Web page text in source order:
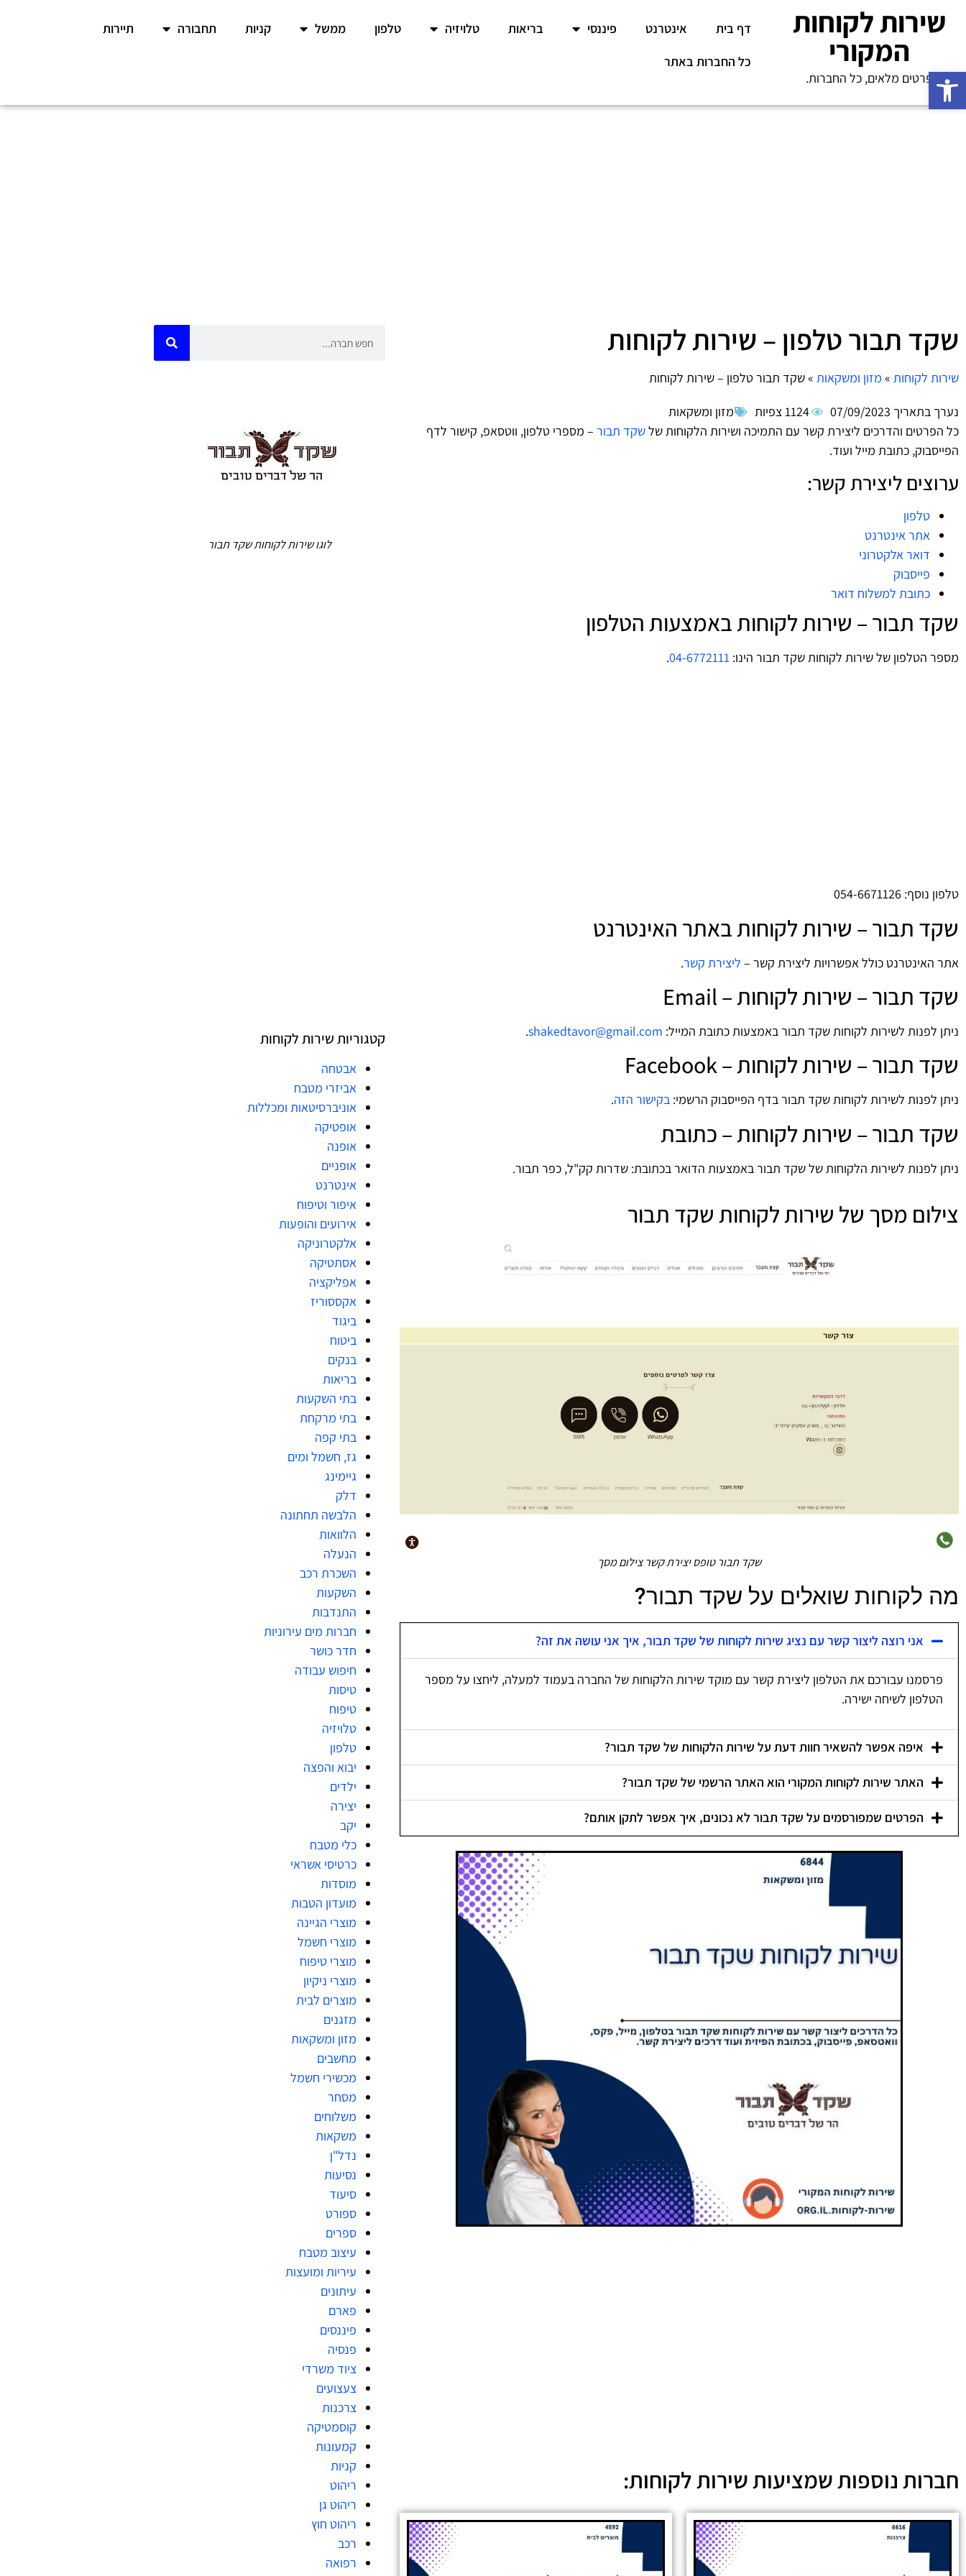
פתח סרגל נגישות
שירות לקוחות
המקורי
פרטים מלאים, כל החברות.
דף בית אינטרנט פיננסי בריאות טלויזיה טלפון ממשל קניות תחבורה
תיירות
כל החברות באתר
שקד תבור טלפון – שירות לקוחות
שירות לקוחות » מזון ומשקאות »שקד תבור טלפון – שירות לקוחות
נערך בתאריך 07/09/2023 1124 צפיות
מזון ומשקאות
כל הפרטים והדרכים ליצירת קשר עם התמיכה ושירות הלקוחות שלשקד תבור – מספרי טלפון, ווטסאפ, קישור לדף
הפייסבוק, כתובת מייל ועוד.
ערוצים ליצירת קשר:
טלפון
אתר אינטרנט
דואר אלקטרוני
פייסבוק
כתובת למשלוח דואר
שקד תבור – שירות לקוחות באמצעות הטלפון
מספר הטלפון של שירות לקוחות שקד תבור הינו: 04-6772111
.
טלפון נוסף: 054-6671126
שקד תבור – שירות לקוחות באתר האינטרנט
אתר האינטרנט כולל אפשרויות ליצירת קשר – ליצירת קשר.
שקד תבור – שירות לקוחות – Email
ניתן לפנות לשירות לקוחות שקד תבור באמצעות כתובת המייל: shakedtavor@gmail.com
.
שקד תבור – שירות לקוחות – Facebook
ניתן לפנות לשירות לקוחות שקד תבור בדף הפייסבוק הרשמי: בקישור הזה.
שקד תבור – שירות לקוחות – כתובת
ניתן לפנות לשירות הלקוחות של שקד תבור באמצעות הדואר בכתובת: שדרות קק"ל, כפר תבור.
צילום מסך של שירות לקוחות שקד תבור
שקד תבור טופס יצירת קשר צילום מסך
מה לקוחות שואלים על שקד תבור?
אני רוצה ליצור קשר עם נציג שירות לקוחות של שקד תבור, איך אני עושה את זה?
פרסמנו עבורכם את הטלפון ליצירת קשר עם מוקד שירות הלקוחות של החברה בעמוד למעלה, ליחצו על מספר
הטלפון לשיחה ישירה.
איפה אפשר להשאיר חוות דעת על שירות הלקוחות של שקד תבור?
האתר שירות לקוחות המקורי הוא האתר הרשמי של שקד תבור?
הפרטים שמפורסמים על שקד תבור לא נכונים, איך אפשר לתקן אותם?
חברות נוספות שמציעות שירות לקוחות:
לוגו שירות לקוחות שקד תבור
קטגוריות שירות לקוחות
אבטחה
אביזרי מטבח
אוניברסיטאות ומכללות
אופטיקה
אופנה
אופניים
אינטרנט
איפור וטיפוח
אירועים והופעות
אלקטרוניקה
אסתטיקה
אפליקציה
אקססוריז
ביגוד
ביטוח
בנקים
בריאות
בתי השקעות
בתי מרקחת
בתי קפה
גז, חשמל ומים
גיימינג
דלק
הלבשה תחתונה
הלוואות
הנעלה
השכרת רכב
השקעות
התנדבות
חברות מים עירוניות
חדר כושר
חיפוש עבודה
טיסות
טיפוח
טלויזיה
טלפון
יבוא והפצה
ילדים
יצירה
יקב
כלי מטבח
כרטיסי אשראי
מוסדות
מועדון הטבות
מוצרי הגיינה
מוצרי חשמל
מוצרי טיפוח
מוצרי ניקיון
מוצרים לבית
מזגנים
מזון ומשקאות
מחשבים
מכשירי חשמל
מסחר
משלוחים
משקאות
נדל"ן
נסיעות
סיעוד
ספורט
ספרים
עיצוב מטבח
עיריות ומועצות
עיתונים
פארם
פיננסים
פנסיה
ציוד משרדי
צעצועים
צרכנות
קוסמטיקה
קמעונות
קניות
ריהוט
ריהוט גן
ריהוט חוץ
רכב
רפואה